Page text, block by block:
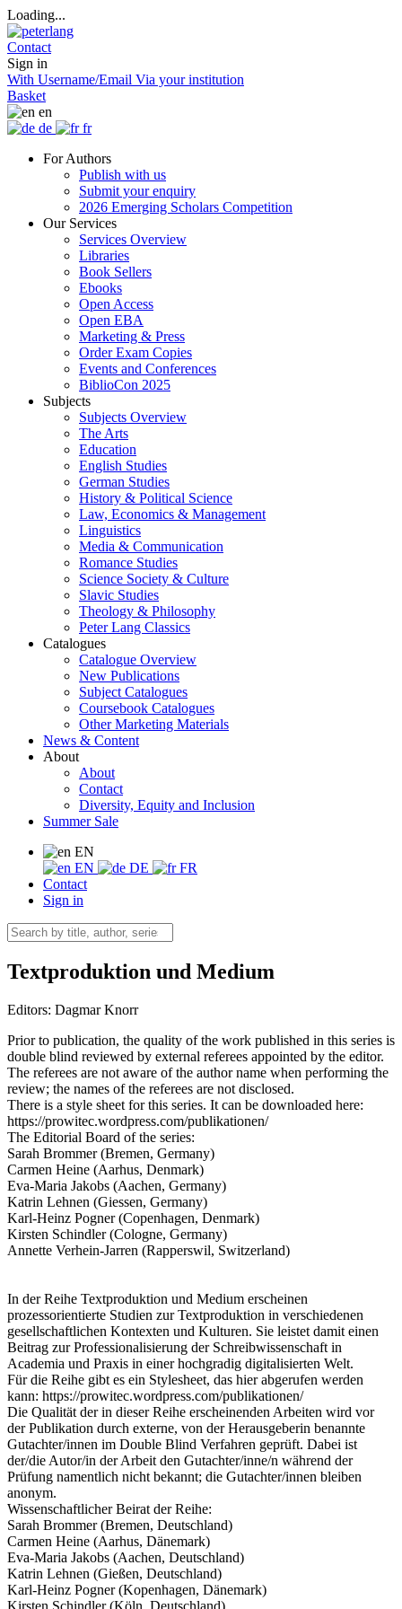
Loading...
Contact
Sign in
With Username/Email Via your institution
Basket
en
de
fr
For Authors
Publish with us
Submit your enquiry
2026 Emerging Scholars Competition
Our Services
Services Overview
Libraries
Book Sellers
Ebooks
Open Access
Open EBA
Marketing & Press
Order Exam Copies
Events and Conferences
BiblioCon 2025
Subjects
Subjects Overview
The Arts
Education
English Studies
German Studies
History & Political Science
Law, Economics & Management
Linguistics
Media & Communication
Romance Studies
Science Society & Culture
Slavic Studies
Theology & Philosophy
Peter Lang Classics
Catalogues
Catalogue Overview
New Publications
Subject Catalogues
Coursebook Catalogues
Other Marketing Materials
News & Content
About
About
Contact
Diversity, Equity and Inclusion
Summer Sale
EN
EN
DE
FR
Contact
Sign in
Textproduktion und Medium
Editors: Dagmar Knorr
Prior to publication, the quality of the work published in this series is
double blind reviewed by external referees appointed by the editor.
The referees are not aware of the author name when performing the
review; the names of the referees are not disclosed.
There is a style sheet for this series. It can be downloaded here:
https://prowitec.wordpress.com/publikationen/
The Editorial Board of the series:
Sarah Brommer (Bremen, Germany)
Carmen Heine (Aarhus, Denmark)
Eva-Maria Jakobs (Aachen, Germany)
Katrin Lehnen (Giessen, Germany)
Karl-Heinz Pogner (Copenhagen, Denmark)
Kirsten Schindler (Cologne, Germany)
Annette Verhein-Jarren (Rapperswil, Switzerland)
In der Reihe Textproduktion und Medium erscheinen
prozessorientierte Studien zur Textproduktion in verschiedenen
gesellschaftlichen Kontexten und Kulturen. Sie leistet damit einen
Beitrag zur Professionalisierung der Schreibwissenschaft in
Academia und Praxis in einer hochgradig digitalisierten Welt.
Für die Reihe gibt es ein Stylesheet, das hier abgerufen werden
kann: https://prowitec.wordpress.com/publikationen/
Die Qualität der in dieser Reihe erscheinenden Arbeiten wird vor
der Publikation durch externe, von der Herausgeberin benannte
Gutachter/innen im Double Blind Verfahren geprüft. Dabei ist
der/die Autor/in der Arbeit den Gutachter/inne/n während der
Prüfung namentlich nicht bekannt; die Gutachter/innen bleiben
anonym.
Wissenschaftlicher Beirat der Reihe:
Sarah Brommer (Bremen, Deutschland)
Carmen Heine (Aarhus, Dänemark)
Eva-Maria Jakobs (Aachen, Deutschland)
Katrin Lehnen (Gießen, Deutschland)
Karl-Heinz Pogner (Kopenhagen, Dänemark)
Kirsten Schindler (Köln, Deutschland)